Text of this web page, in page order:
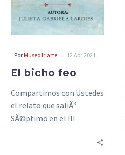
Por Museo Iriarte - 12 Abr 2021
El bicho feo
Compartimos con Ustedes
el relato que saliÃ³
SÃ©ptimo en el III